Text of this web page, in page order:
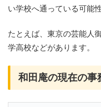
い学校へ通っている可能
たとえば、東京の芸能人
学高校などがあります。
和田庵の現在の事